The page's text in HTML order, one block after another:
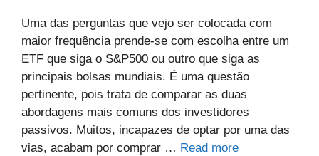
Uma das perguntas que vejo ser colocada com
maior frequência prende-se com escolha entre um
ETF que siga o S&P500 ou outro que siga as
principais bolsas mundiais. É uma questão
pertinente, pois trata de comparar as duas
abordagens mais comuns dos investidores
passivos. Muitos, incapazes de optar por uma das
vias, acabam por comprar … Read more